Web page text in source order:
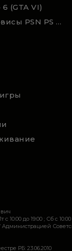
(GTA VI)
Подписки и Сервисы PSN PS Plus и XBOX Game Pass (Оплата картой)
10:00 до 19:00 ; Сб c 10:00
Администрацией
РБ: 23.06.2010